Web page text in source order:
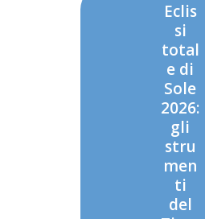
Eclis
si
total
e di
Sole
2026:
gli
stru
men
ti
del